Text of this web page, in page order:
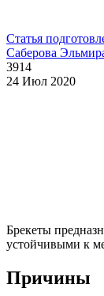
Статья
Саберова
3914
24 Июл 2020
Брекеты
устойчивыми к
Причины